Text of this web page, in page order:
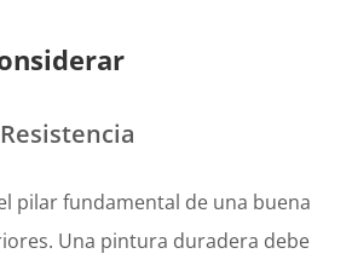
pilar fundamental de una buena
Una pintura duradera debe